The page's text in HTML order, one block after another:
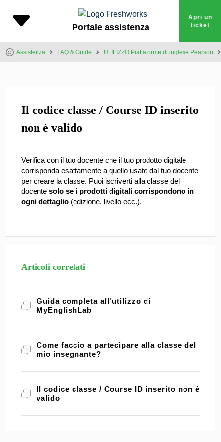
Portale assistenza
Apri un
ticket
Assistenza FAQ & Guide UTILIZZO Piattaforme di inglese Pearson
Il codice classe / Course ID inserito
non è valido
Verifica con il tuo docente che il tuo prodotto digitale
corrisponda esattamente a quello usato dal tuo docente
per creare la classe. Puoi iscriverti alla classe del
docente solo se i prodotti digitali corrispondono in
ogni dettaglio (edizione, livello ecc.).
Articoli correlati
Guida completa all'utilizzo di
MyEnglishLab
Come faccio a partecipare alla classe del
mio insegnante?
Il codice classe / Course ID inserito non è
valido